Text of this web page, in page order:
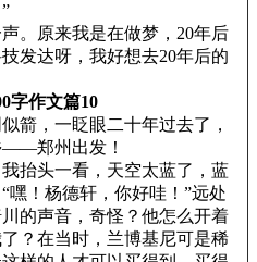
。原来我是在做梦，20年后
发达呀，我好想去20年后的
字作文篇10
箭，一眨眼二十年过去了，
——郑州出发！
抬头一看，天空太蓝了，蓝
嘿！杨德轩，你好哇！”远处
的声音，奇怪？他怎么开着
？在当时，兰博基尼可是稀